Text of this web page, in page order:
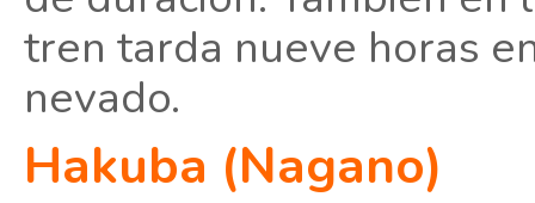
tren tarda nueve horas
nevado.
Hakuba (Nagano)